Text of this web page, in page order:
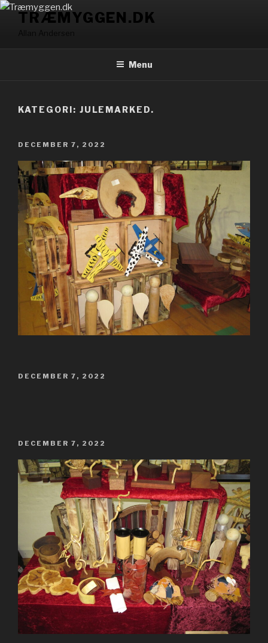
Videre
TRÆMYGGEN.DK
Menu
KATEGORI: JULEMARKED.
UDGIVET
DECEMBER 7, 2022
UDGIVET
DECEMBER 7, 2022
UDGIVET
DECEMBER 7, 2022